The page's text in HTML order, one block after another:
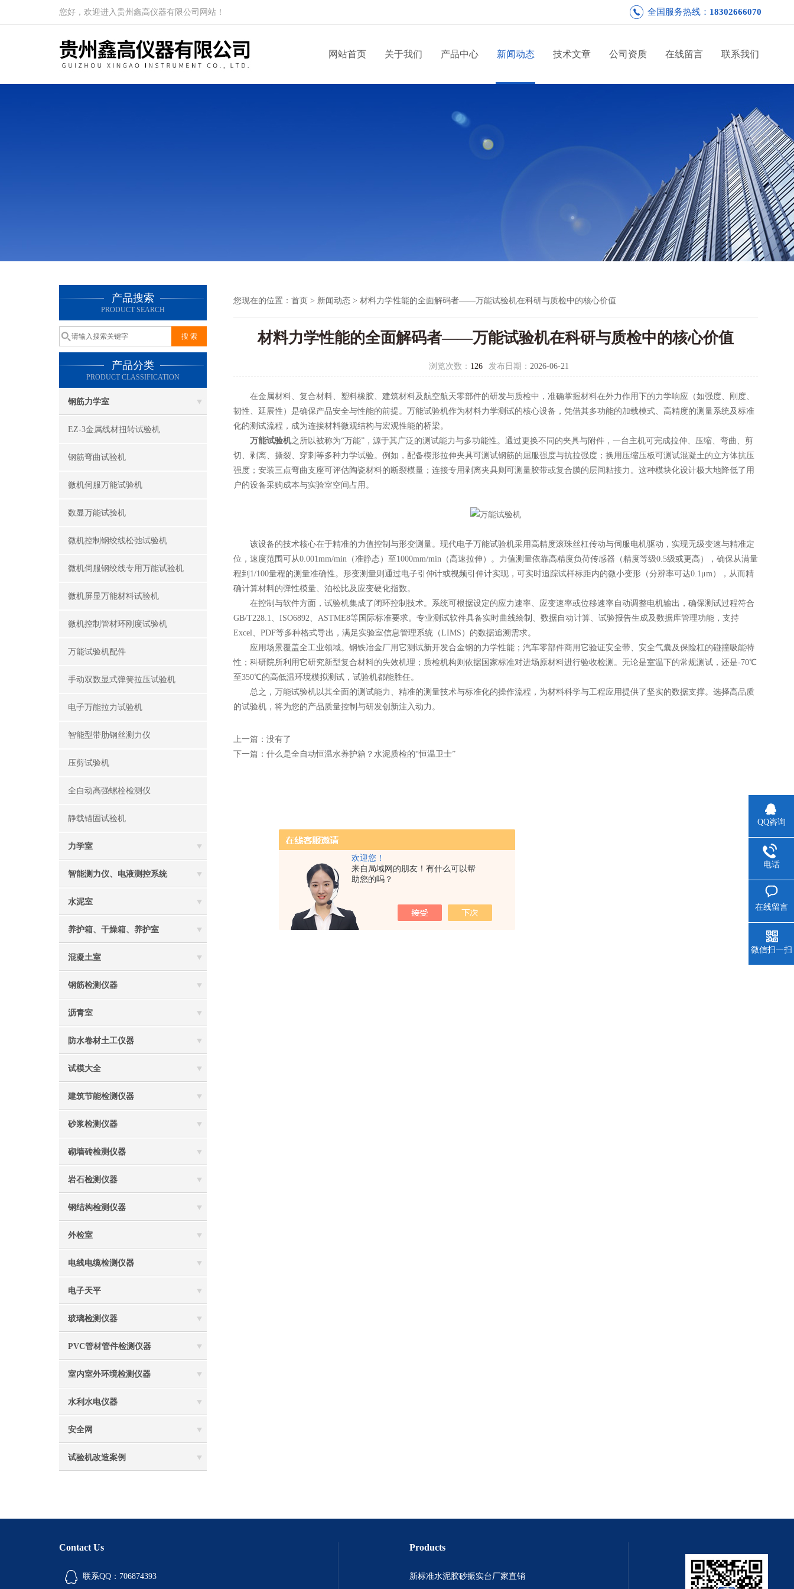
欢迎您！
来自局域网的朋友！有什么可以帮
助您的吗？
您好，欢迎进入贵州鑫高仪器有限公司网站！ 全国服务热线： 18302666070
网站首页 关于我们 产品中心 新闻动态 技术文章 公司资质 在线留言 联系我们
产品搜索
PRODUCT SEARCH
产品分类
PRODUCT CLASSIFICATION
钢筋力学室
EZ-3金属线材扭转试验机
钢筋弯曲试验机
微机伺服万能试验机
数显万能试验机
微机控制钢绞线松弛试验机
微机伺服钢绞线专用万能试验机
微机屏显万能材料试验机
微机控制管材环刚度试验机
万能试验机配件
手动双数显式弹簧拉压试验机
电子万能拉力试验机
智能型带肋钢丝测力仪
压剪试验机
全自动高强螺栓检测仪
静载锚固试验机
力学室
智能测力仪、电液测控系统
水泥室
养护箱、干燥箱、养护室
混凝土室
钢筋检测仪器
沥青室
防水卷材土工仪器
试模大全
建筑节能检测仪器
砂浆检测仪器
砌墙砖检测仪器
岩石检测仪器
钢结构检测仪器
外检室
电线电缆检测仪器
电子天平
玻璃检测仪器
PVC管材管件检测仪器
室内室外环境检测仪器
水利水电仪器
安全网
试验机改造案例
您现在的位置： 首页 > 新闻动态 > 材料力学性能的全面解码者——万能试验机在科研与质检中的核心价值
材料力学性能的全面解码者——万能试验机在科研与质检中的核心价值
浏览次数： 126 发布日期： 2026-06-21
在金属材料、复合材料、塑料橡胶、建筑材料及航空航天零部件的研发与质检中，准确掌握材料在外力作用下的力学响应（如强度、刚度、
韧性、延展性）是确保产品安全与性能的前提。万能试验机作为材料力学测试的核心设备，凭借其多功能的加载模式、高精度的测量系统及标准
化的测试流程，成为连接材料微观结构与宏观性能的桥梁。
万能试验机之所以被称为“万能”，源于其广泛的测试能力与多功能性。通过更换不同的夹具与附件，一台主机可完成拉伸、压缩、弯曲、剪
切、剥离、撕裂、穿刺等多种力学试验。例如，配备楔形拉伸夹具可测试钢筋的屈服强度与抗拉强度；换用压缩压板可测试混凝土的立方体抗压
强度；安装三点弯曲支座可评估陶瓷材料的断裂模量；连接专用剥离夹具则可测量胶带或复合膜的层间粘接力。这种模块化设计极大地降低了用
户的设备采购成本与实验室空间占用。
该设备的技术核心在于精准的力值控制与形变测量。现代电子万能试验机采用高精度滚珠丝杠传动与伺服电机驱动，实现无级变速与精准定
位，速度范围可从0.001mm/min（准静态）至1000mm/min（高速拉伸）。力值测量依靠高精度负荷传感器（精度等级0.5级或更高），确保从满量
程到1/100量程的测量准确性。形变测量则通过电子引伸计或视频引伸计实现，可实时追踪试样标距内的微小变形（分辨率可达0.1μm），从而精
确计算材料的弹性模量、泊松比及应变硬化指数。
在控制与软件方面，试验机集成了闭环控制技术。系统可根据设定的应力速率、应变速率或位移速率自动调整电机输出，确保测试过程符合
GB/T228.1、ISO6892、ASTME8等国际标准要求。专业测试软件具备实时曲线绘制、数据自动计算、试验报告生成及数据库管理功能，支持
Excel、PDF等多种格式导出，满足实验室信息管理系统（LIMS）的数据追溯需求。
应用场景覆盖全工业领域。钢铁冶金厂用它测试新开发合金钢的力学性能；汽车零部件商用它验证安全带、安全气囊及保险杠的碰撞吸能特
性；科研院所利用它研究新型复合材料的失效机理；质检机构则依据国家标准对进场原材料进行验收检测。无论是室温下的常规测试，还是-70℃
至350℃的高低温环境模拟测试，试验机都能胜任。
总之，万能试验机以其全面的测试能力、精准的测量技术与标准化的操作流程，为材料科学与工程应用提供了坚实的数据支撑。选择高品质
的试验机，将为您的产品质量控制与研发创新注入动力。
上一篇：没有了
下一篇： 什么是全自动恒温水养护箱？水泥质检的“恒温卫士”
Contact Us
联系QQ：706874393
Products
新标准水泥胶砂振实台厂家直销
QQ咨询
电话
在线留言
微信扫一扫